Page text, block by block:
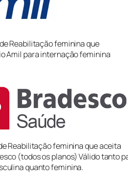
Reabilitação feminina que
Amil para internação feminina
Reabilitação feminina que aceita
(todos os planos) Válido tanto
quanto feminina.